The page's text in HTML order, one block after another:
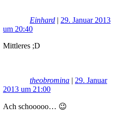
Einhard | 29. Januar 2013
um 20:40
Mittleres ;D
theobromina | 29. Januar
2013 um 21:00
Ach schooooo… 😉